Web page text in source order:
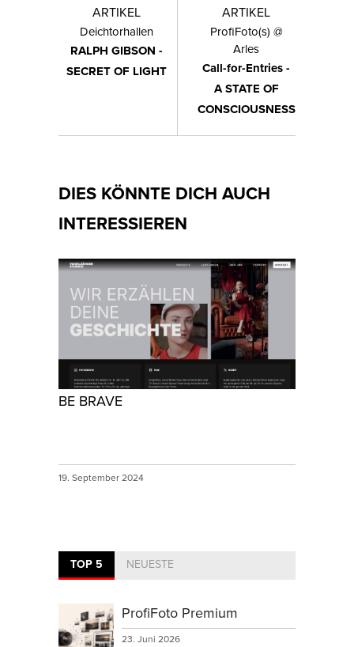
ARTIKEL
Deichtorhallen
RALPH GIBSON -
SECRET OF LIGHT
ARTIKEL
ProfiFoto(s) @
Arles
Call-for-Entries -
A STATE OF
CONSCIOUSNESS
DIES KÖNNTE DICH AUCH
INTERESSIEREN
BE BRAVE
19. September 2024
TOP 5 NEUESTE
ProfiFoto Premium
23. Juni 2026